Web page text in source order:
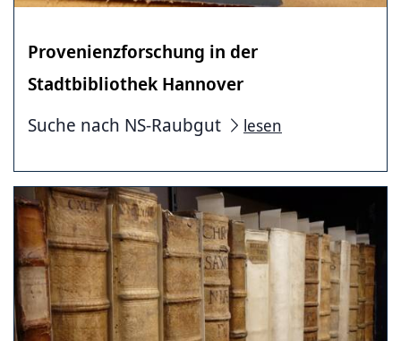
Provenienzforschung in der
Stadtbibliothek Hannover
Suche nach NS-Raubgut
lesen